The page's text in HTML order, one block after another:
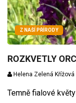
Z NAŠÍ PŘÍRODY
ROZKVETLY
Helena Zelená Křížová
Temně fialové